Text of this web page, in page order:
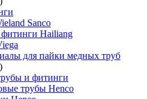
Sanco
Hailiang
для пайки медных труб
и фитинги
трубы Henco